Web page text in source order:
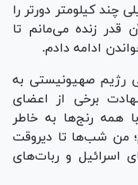
کیلومتر دورتر را
قدر زنده می‌مانم تا
ادامه دادم.
رژیم صهیونیستی به
برخی از اعضای
همه رنج‌ها به خاطر
من شب‌ها تا دیروقت
اسرائیل و ربات‌های